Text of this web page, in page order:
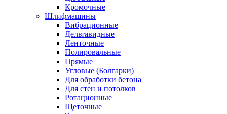
Кромочные
Шлифмашины
Вибрационные
Дельтавидные
Ленточные
Полировальные
Прямые
Угловые (Болгарки)
Для обработки бетона
Для стен и потолков
Ротационные
Щеточные